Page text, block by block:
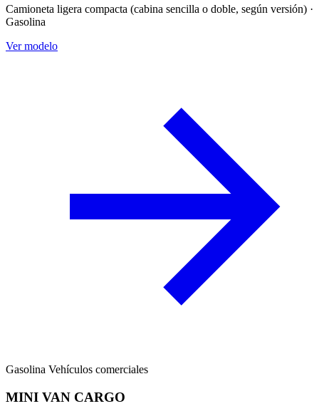
Camioneta ligera compacta (cabina sencilla o doble, según versión) ·
Gasolina
Ver modelo
Gasolina Vehículos comerciales
MINI VAN CARGO